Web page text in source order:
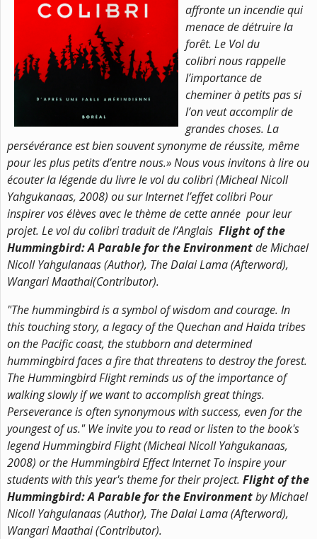
affronte un incendie qui
menace de détruire la
forêt. Le Vol du
colibrinous rappelle
l’importance de
cheminer à petits pas si
l’on veut accomplir de
grandes choses. La
persévérance est bien souvent synonyme de réussite, même
pour les plus petits d’entre nous.»Nous vous invitons à lire ou
écouter la légende du livre le vol du colibri (Micheal Nicoll
Yahgukanaas, 2008) ou sur Internet l’effet colibri Pour
inspirer vos élèves avec le thème de cette année pour leur
projet. Le vol du colibri traduit de l’Anglais Flight of the
Hummingbird: A Parable for the Environmentde Michael
Nicoll Yahgulanaas (Author), The Dalai Lama (Afterword),
Wangari Maathai(Contributor).
"The hummingbird is a symbol of wisdom and courage. In
this touching story, a legacy of the Quechan and Haida tribes
on the Pacific coast, the stubborn and determined
hummingbird faces a fire that threatens to destroy the forest.
The Hummingbird Flight reminds us of the importance of
walking slowly if we want to accomplish great things.
Perseverance is often synonymous with success, even for the
youngest of us."We invite you to read or listen to the book's
legend Hummingbird Flight (Micheal Nicoll Yahgukanaas,
2008) or the Hummingbird Effect Internet To inspire your
students with this year's theme for their project. Flight of the
Hummingbird: A Parable for the Environmentby Michael
Nicoll Yahgulanaas (Author), The Dalai Lama (Afterword),
Wangari Maathai (Contributor).